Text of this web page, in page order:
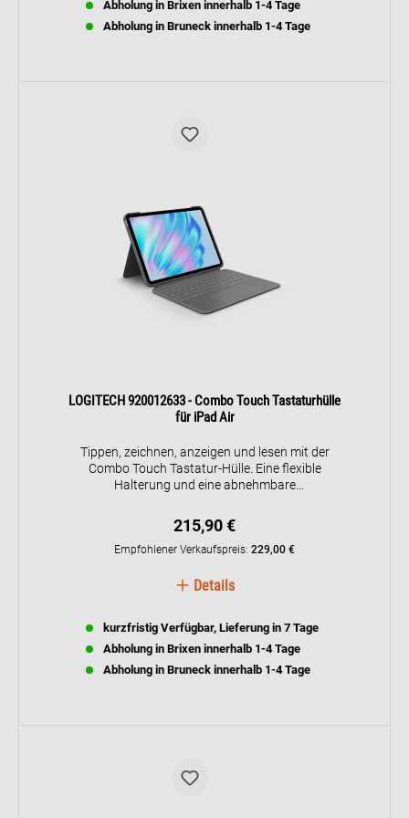
Abholung in Brixen innerhalb 1-4 Tage
Abholung in Bruneck innerhalb 1-4 Tage
LOGITECH 920012633 - Combo Touch Tastaturhülle
für iPad Air
Tippen, zeichnen, anzeigen und lesen mit der
Combo Touch Tastatur-Hülle. Eine flexible
Halterung und eine abnehmbare
Einsatzmöglichkeiten für jede Aktivität.
Entdecken Sie alle Funktionen Ihres iPads mit
einem größeren Trackpad, das eine überlegene
vertrauten Multi-Touch-Gesten ermöglicht. Die
Ihre Produktivität überall zu steigern. Die Hülle,
robust und leicht, schützt Ihr iPad vor Stößen
und Kratzern, während die verstellbaren
215,90 €
Empfohlener Verkaufspreis: 229,00 €
Details
kurzfristig Verfügbar, Lieferung in 7 Tage
Abholung in Brixen innerhalb 1-4 Tage
Abholung in Bruneck innerhalb 1-4 Tage